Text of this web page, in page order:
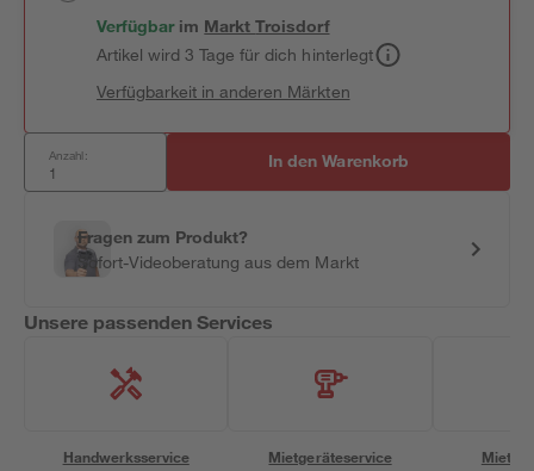
Verfügbar im MarktTroisdorf
Artikel wird 3 Tage für dich hinterlegt
Verfügbarkeit in anderen Märkten
Anzahl: In den Warenkorb
Fragen zum Produkt?
Sofort-Videoberatung aus dem Markt
Unsere passenden Services
Handwerksservice Mietgeräteservice